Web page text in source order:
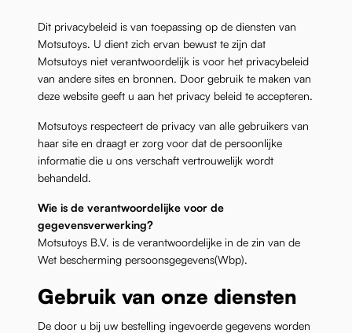
Dit privacybeleid is van toepassing op de diensten van
Motsutoys. U dient zich ervan bewust te zijn dat
Motsutoys niet verantwoordelijk is voor het privacybeleid
van andere sites en bronnen. Door gebruik te maken van
deze website geeft u aan het privacy beleid te accepteren.
Motsutoys respecteert de privacy van alle gebruikers van
haar site en draagt er zorg voor dat de persoonlijke
informatie die u ons verschaft vertrouwelijk wordt
behandeld.
Wie is de verantwoordelijke voor de
gegevensverwerking?
Motsutoys B.V. is de verantwoordelijke in de zin van de
Wet bescherming persoonsgegevens(Wbp).
Gebruik van onze diensten
De door u bij uw bestelling ingevoerde gegevens worden